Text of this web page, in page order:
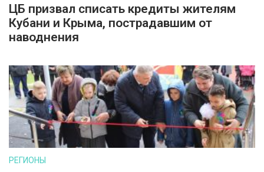
ЦБ призвал списать кредиты жителям
Кубани и Крыма, пострадавшим от
наводнения
РЕГИОНЫ